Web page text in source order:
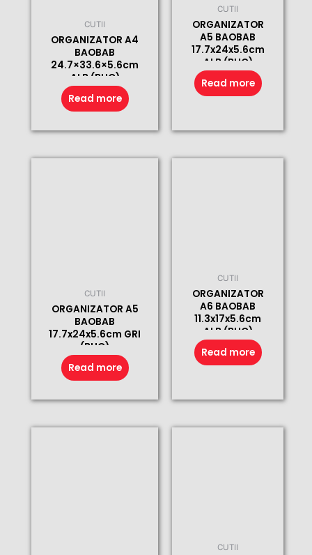
CUTII
ORGANIZATOR A4
BAOBAB
24.7×33.6×5.6cm
ALB (BUC)
Read more
CUTII
ORGANIZATOR
A5 BAOBAB
17.7x24x5.6cm
ALB (BUC)
Read more
CUTII
ORGANIZATOR A5
BAOBAB
17.7x24x5.6cm GRI
(BUC)
Read more
CUTII
ORGANIZATOR
A6 BAOBAB
11.3x17x5.6cm
ALB (BUC)
Read more
CUTII